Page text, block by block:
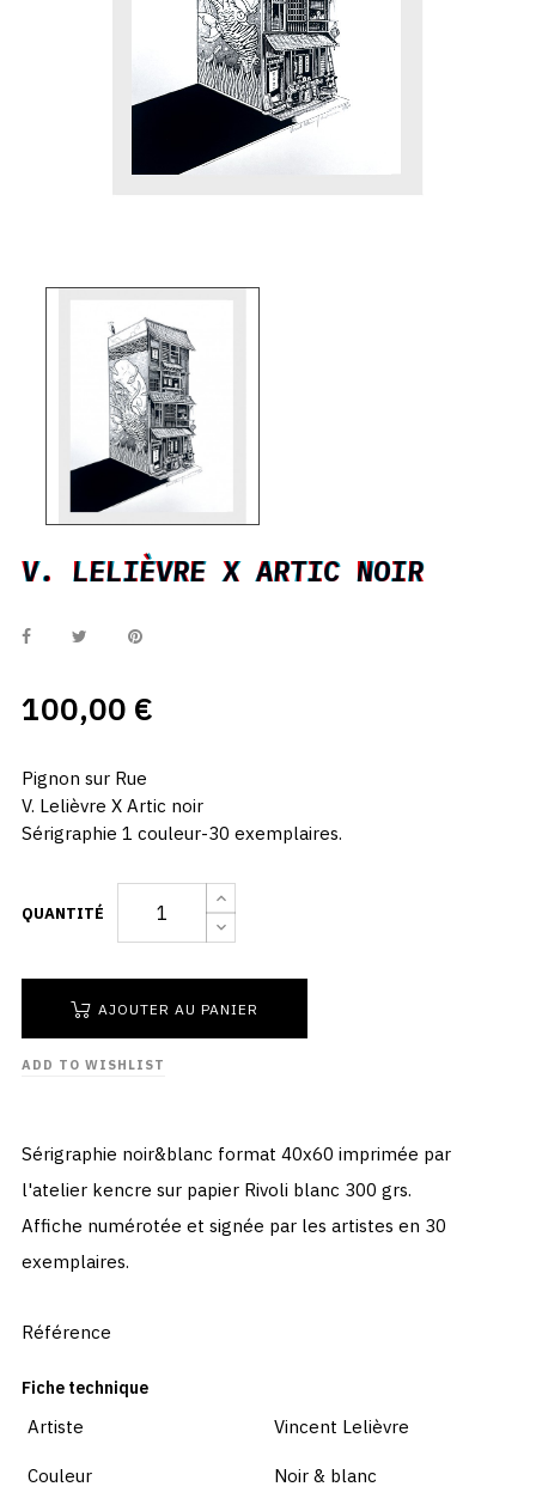
V. LELIÈVRE X ARTIC NOIR
V. LELIÈVRE X ARTIC NOIR
100,00 €
Pignon sur Rue
V. Lelièvre X Artic noir
Sérigraphie 1 couleur-30 exemplaires.
QUANTITÉ
AJOUTER AU PANIER
ADD TO WISHLIST
Sérigraphie noir&blanc format 40x60 imprimée par
l'atelier kencre sur papier Rivoli blanc 300 grs.
Affiche numérotée et signée par les artistes en 30
exemplaires.
Référence
Fiche technique
Artiste Vincent Lelièvre
Couleur Noir & blanc